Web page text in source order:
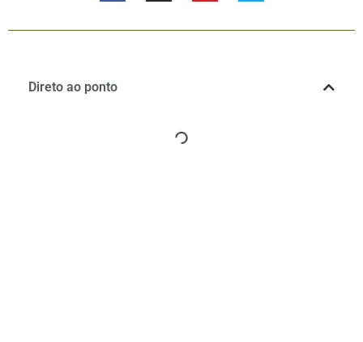
Direto ao ponto